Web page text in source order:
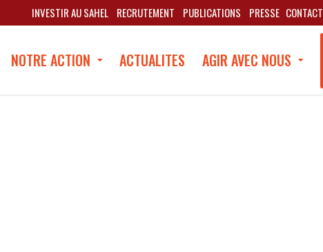
INVESTIR AU SAHEL RECRUTEMENT PUBLICATIONS PRESSE CONTACT
NOTRE ACTION ACTUALITES AGIR AVEC NOUS